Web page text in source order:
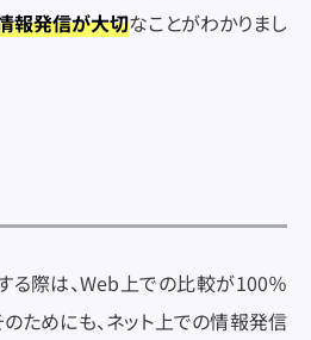
報発信が大切なことがわかりまし
る際は、Web上での比較が100％
のためにも、ネット上での情報発信